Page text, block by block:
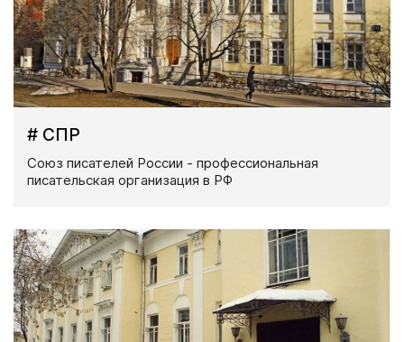
# СПР
Союз писателей России - профессиональная
писательская организация в РФ